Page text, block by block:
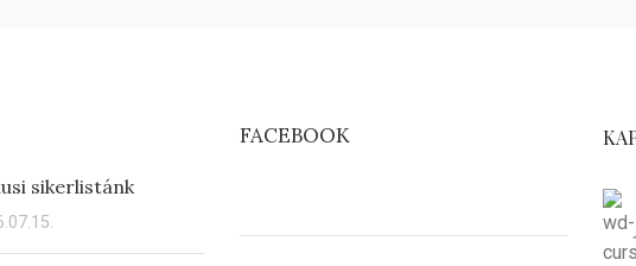
sikerlistánk
FACEBOOK